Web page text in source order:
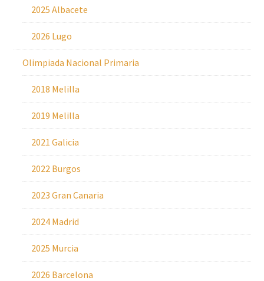
2025 Albacete
2026 Lugo
Olimpiada Nacional Primaria
2018 Melilla
2019 Melilla
2021 Galicia
2022 Burgos
2023 Gran Canaria
2024 Madrid
2025 Murcia
2026 Barcelona